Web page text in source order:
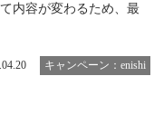
内容が変わるため、最
キャンペーン：enishi